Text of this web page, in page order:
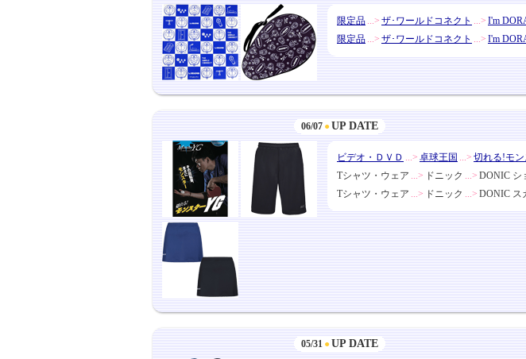
限定品 ...> ザ･ワールドコネクト ...> I'm
限定品 ...> ザ･ワールドコネクト ...> I'm
●
06/07 UP DATE
ビデオ・ＤＶＤ ...> 卓球王国 ...> 切れる!モ
Tシャツ・ウェア ...> ドニック ...> DONIC シ
Tシャツ・ウェア ...> ドニック ...> DONIC ス
●
05/31 UP DATE